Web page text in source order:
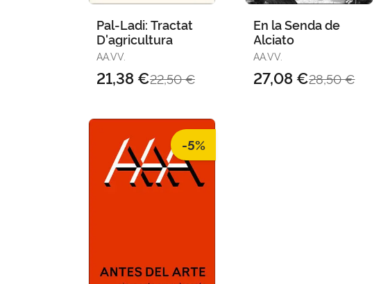
Pal-Ladi: Tractat
D'agricultura
AA.VV.
22,50 €
21,38 €
En la Senda de
Alciato
AA.VV.
28,50 €
27,08 €
-5%